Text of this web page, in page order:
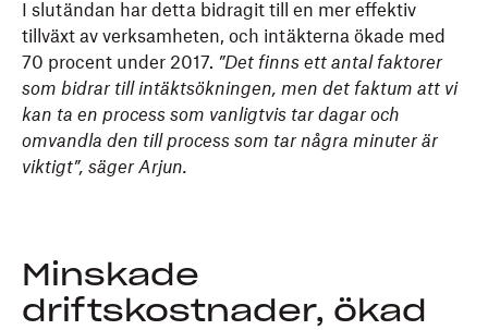
I slutändan har detta bidragit till en mer effektiv
tillväxt av verksamheten, och intäkterna ökade med
70 procent under 2017. ”Det finns ett antal faktorer
som bidrar till intäktsökningen, men det faktum att vi
kan ta en process som vanligtvis tar dagar och
omvandla den till process som tar några minuter är
viktigt”, säger Arjun.
Minskade
driftskostnader, ökad